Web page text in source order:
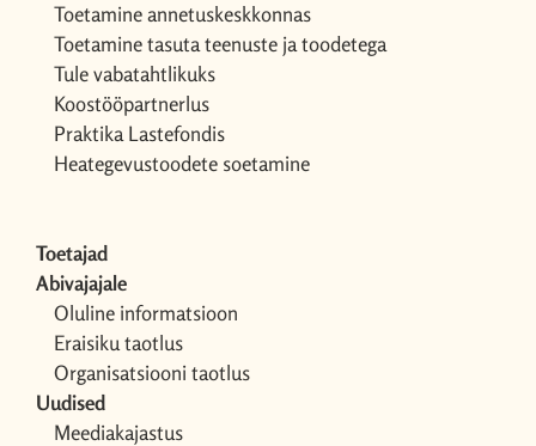
Toetamine annetuskeskkonnas
Toetamine tasuta teenuste ja toodetega
Tule vabatahtlikuks
Koostööpartnerlus
Praktika Lastefondis
Heategevustoodete soetamine
Toetajad
Abivajajale
Oluline informatsioon
Eraisiku taotlus
Organisatsiooni taotlus
Uudised
Meediakajastus